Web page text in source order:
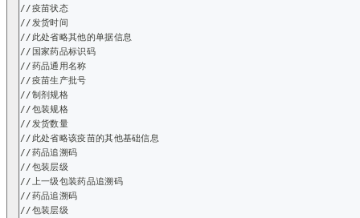
//疫苗状态
//发货时间
//此处省略其他的单据信息
//国家药品标识码
//药品通用名称
//疫苗生产批号
//制剂规格
//包装规格
//发货数量
//此处省略该疫苗的其他基础信息
//药品追溯码
//包装层级
//上一级包装药品追溯码
//药品追溯码
//包装层级